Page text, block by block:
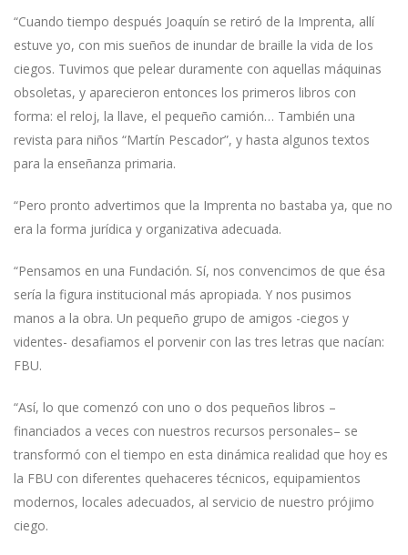
“Cuando tiempo después Joaquín se retiró de la Imprenta, allí
estuve yo, con mis sueños de inundar de braille la vida de los
ciegos. Tuvimos que pelear duramente con aquellas máquinas
obsoletas, y aparecieron entonces los primeros libros con
forma: el reloj, la llave, el pequeño camión… También una
revista para niños “Martín Pescador”, y hasta algunos textos
para la enseñanza primaria.
“Pero pronto advertimos que la Imprenta no bastaba ya, que no
era la forma jurídica y organizativa adecuada.
“Pensamos en una Fundación. Sí, nos convencimos de que ésa
sería la figura institucional más apropiada. Y nos pusimos
manos a la obra. Un pequeño grupo de amigos -ciegos y
videntes- desafiamos el porvenir con las tres letras que nacían:
FBU.
“Así, lo que comenzó con uno o dos pequeños libros –
financiados a veces con nuestros recursos personales– se
transformó con el tiempo en esta dinámica realidad que hoy es
la FBU con diferentes quehaceres técnicos, equipamientos
modernos, locales adecuados, al servicio de nuestro prójimo
ciego.